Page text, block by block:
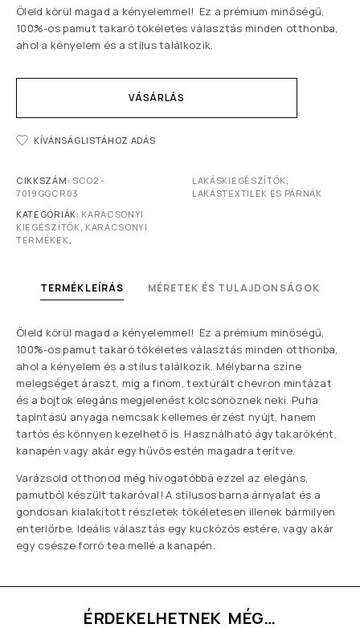
Öleld körül magad a kényelemmel! Ez a prémium minőségű,
100%-os pamut takaró tökéletes választás minden otthonba,
ahol a kényelem és a stílus találkozik.
VÁSÁRLÁS
KÍVÁNSÁGLISTÁHOZ ADÁS
CIKKSZÁM: SCO2 -
7019GGCR03
KATEGÓRIÁK: KARÁCSONYI
KIEGÉSZÍTŐK, KARÁCSONYI
TERMÉKEK,
LAKÁSKIEGÉSZÍTŐK,
LAKÁSTEXTILEK ÉS PÁRNÁK
TERMÉKLEÍRÁS MÉRETEK ÉS TULAJDONSÁGOK
Öleld körül magad a kényelemmel! Ez a prémium minőségű,
100%-os pamut takaró tökéletes választás minden otthonba,
ahol a kényelem és a stílus találkozik. Mélybarna színe
melegséget áraszt, míg a finom, textúrált chevron mintázat
és a bojtok elegáns megjelenést kölcsönöznek neki. Puha
tapintású anyaga nemcsak kellemes érzést nyújt, hanem
tartós és könnyen kezelhető is. Használható ágytakaróként,
kanapén vagy akár egy hűvös estén magadra terítve.
Varázsold otthonod még hívogatóbbá ezzel az elegáns,
pamutból készült takaróval! A stílusos barna árnyalat és a
gondosan kialakított részletek tökéletesen illenek bármilyen
enteriőrbe. Ideális választás egy kuckózós estére, vagy akár
egy csésze forró tea mellé a kanapén.
ÉRDEKELHETNEK MÉG…